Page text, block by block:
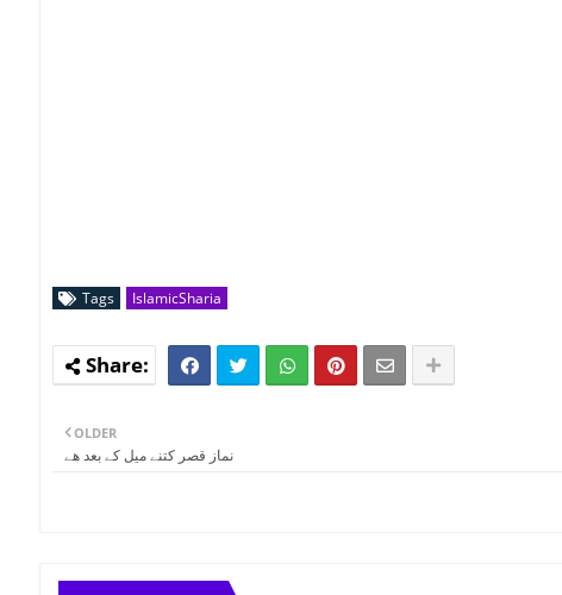
Tags IslamicSharia
OLDER
نماز قصر کتنے میل کے بعد ھے